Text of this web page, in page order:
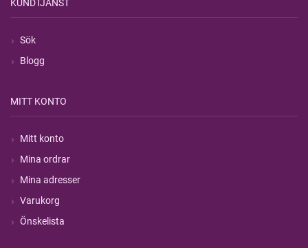
KUNDTJÄNST
Sök
Blogg
MITT KONTO
Mitt konto
Mina ordrar
Mina adresser
Varukorg
Önskelista